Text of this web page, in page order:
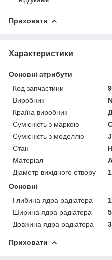
Приховати
Характеристики
Основні атрибути
Код запчастини
Виробник
Країна виробник
Сумісність з маркою
Сумісність з моделлю
Стан
Матеріал
Діаметр вихідного отвору
Основні
Глибина ядра радіатора
Ширина ядра радіатора
Довжина ядра радіатора
Приховати